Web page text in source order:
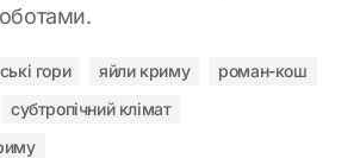
гори яйли криму
роман-кош
субтропічний клімат